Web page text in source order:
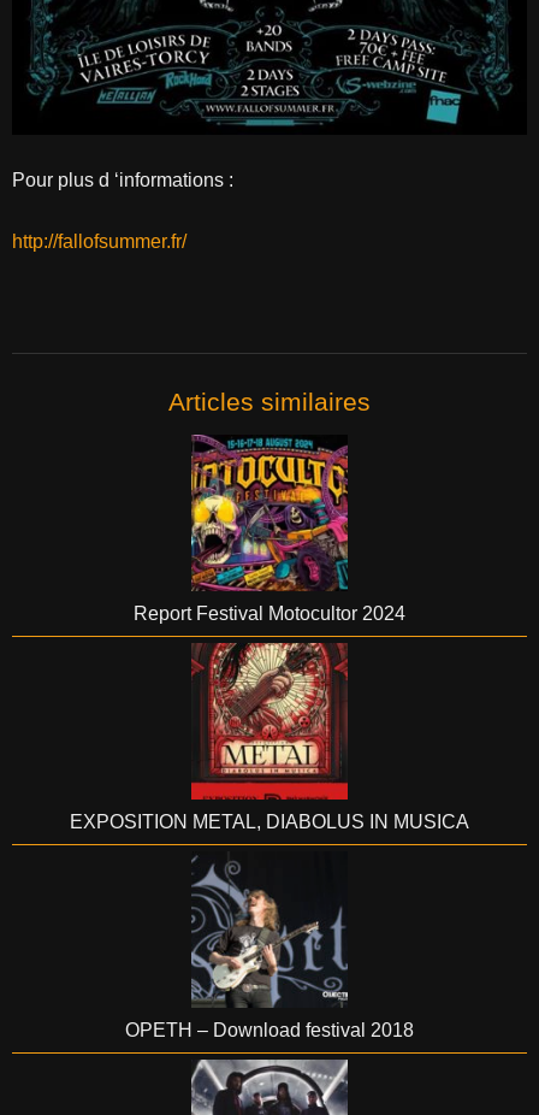
Pour plus d ‘informations :
http://fallofsummer.fr/
Articles similaires
Report Festival Motocultor 2024
EXPOSITION METAL, DIABOLUS IN MUSICA
OPETH – Download festival 2018